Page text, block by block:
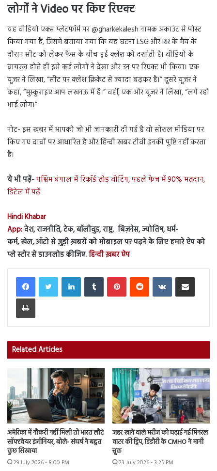
लोगों ने Video पर किए रिएक्ट
यह वीडियो एक्स प्लेटफॉर्म पर @gharkekalesh नामक अकाउंट से पोस्ट
किया गया है, जिसमें बताया गया कि यह घटना LSG और RR के मैच के
दौरान सीट को लेकर फैंस के बीच हुई क्लेश को दर्शाती है। वीडियो के
वायरल होते ही इसे कई लोगों ने देखा और उन पर रिएक्ट भी किया। एक
यूजर ने लिखा, “सीट पर क्लेश क्रिकेट से ज्यादा बढ़कर है।” दूसरे यूजर ने
कहा, “मुस्कुराइए आप लखनऊ में हैं।” वहीं, एक और यूजर ने लिखा, “लगे रहो
भाई लोग।”
नोट- इस खबर में आपको जो भी जानकारी दी गई है वो सोशल मीडिया पर
किए गए दावों पर आधारित है और हिन्दी खबर टीवी इनकी पुष्टि नहीं करता
है।
ये भी पढ़ें-पश्चिम बंगाल में रिकॉर्ड तोड़ वोटिंग, पहले फेज में 90% मतदान,
डिटेल में पढ़ें
Hindi Khabar
App:देश, राजनीति, टेक, बॉलीवुड, राष्ट्र, बिज़नेस, ज्योतिष, धर्म-
कर्म, खेल, ऑटो से जुड़ी ख़बरों को मोबाइल पर पढ़ने के लिए हमारे ऐप को
प्ले स्टोर से डाउनलोड कीजिए.हिन्दी ख़बर ऐप
LinkedInTumblr PinterestReddit VKontakteShare via Email
Print
Related Articles
अमेरिका में नौकरी नहीं मिली तो भारत लौटे
सॉफ्टवेयर इंजीनियर, बोले- संघर्ष ने बहुत
कुछ सिखाया
29 July 2026 - 8:00 PM
जहर खाने वाले मरीज को चढ़ाई गई मिनरल
वाटर की ड्रिप, डिंडौरी के CMHO ने मानी
चूक
23 July 2026 - 3:25 PM